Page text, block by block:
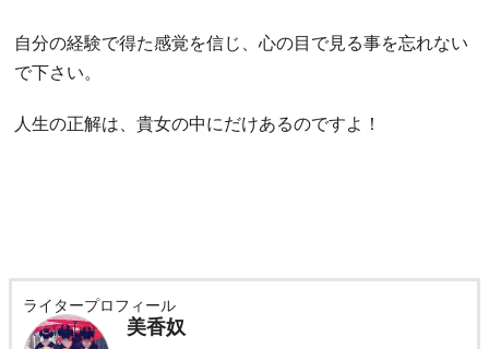
自分の経験で得た感覚を信じ、心の目で見る事を忘れない
で下さい。
人生の正解は、貴女の中にだけあるのですよ！
ライタープロフィール
美香奴